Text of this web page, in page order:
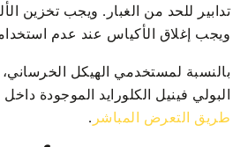
تدابير للحد من الغبار. ويجب تخزين
ويجب إغلاق الأكياس عند عدم
بالنسبة لمستخدمي الهيكل
البولي فينيل الكلورايد الموجودة
طريق التعرض المباشر .